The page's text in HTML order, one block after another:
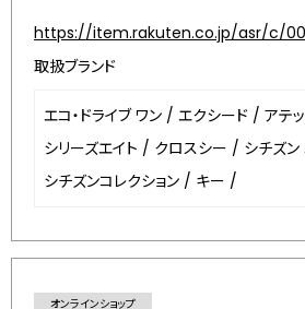
https://item.rakuten.co.jp/asr/c/
取扱ブランド
エコ・ドライブ ワン / エクシード / アテ
シリーズエイト / クロスシー / シチズン
シチズンコレクション / キー /
オンラインショップ